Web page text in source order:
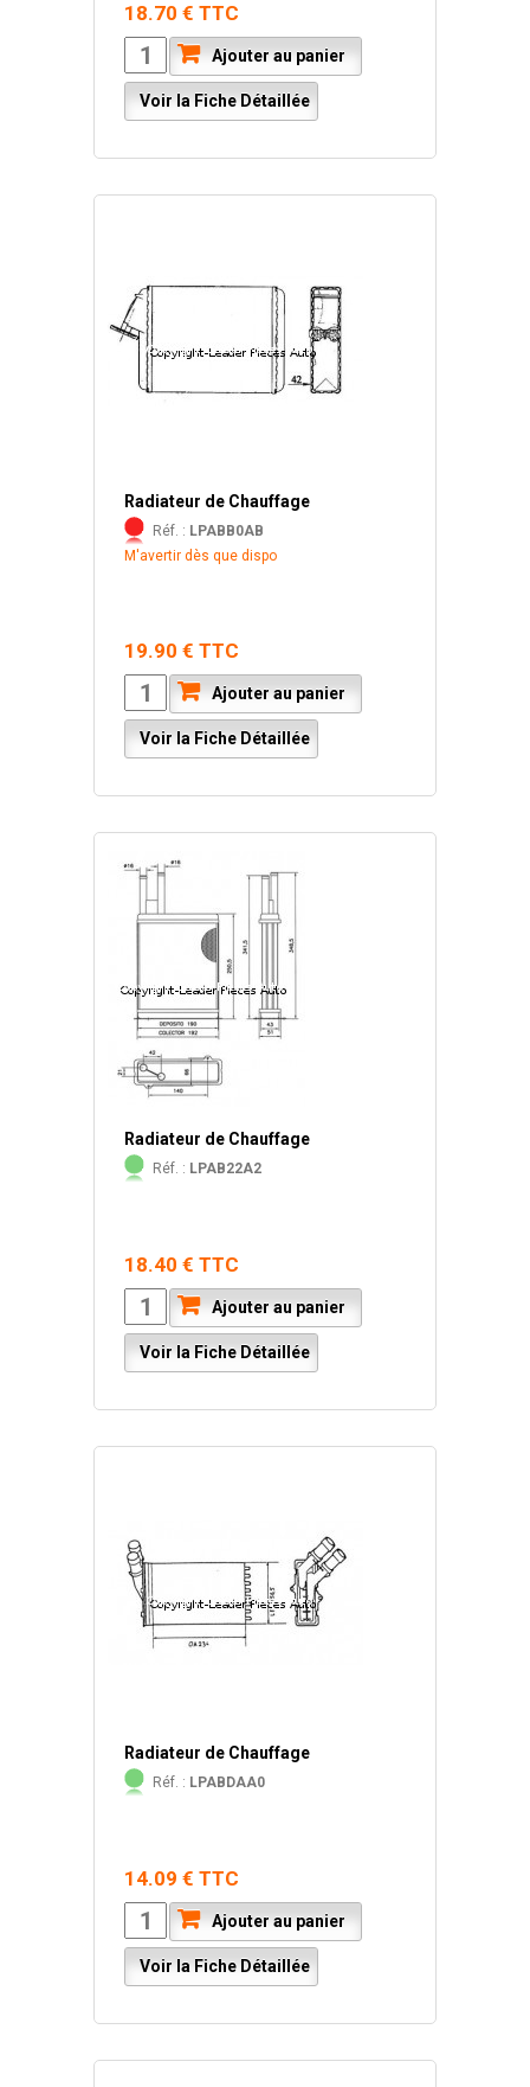
18.70 € TTC
Ajouter au panier
Voir la Fiche Détaillée
Radiateur de Chauffage
Réf. : LPABB0AB
M'avertir dès que dispo
19.90 € TTC
Ajouter au panier
Voir la Fiche Détaillée
Radiateur de Chauffage
Réf. : LPAB22A2
18.40 € TTC
Ajouter au panier
Voir la Fiche Détaillée
Radiateur de Chauffage
Réf. : LPABDAA0
14.09 € TTC
Ajouter au panier
Voir la Fiche Détaillée